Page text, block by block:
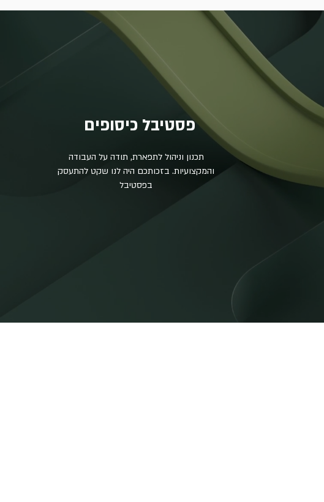
פסטיבל כיסופים
תכנון וניהול לתפארת, תודה על העבודה
והמקצועיות. בזכותכם היה לנו שקט להתעסק
בפסטיבל